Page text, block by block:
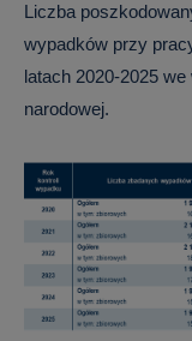
Liczba
wypadków przy
latach 2020-2025
narodowej.